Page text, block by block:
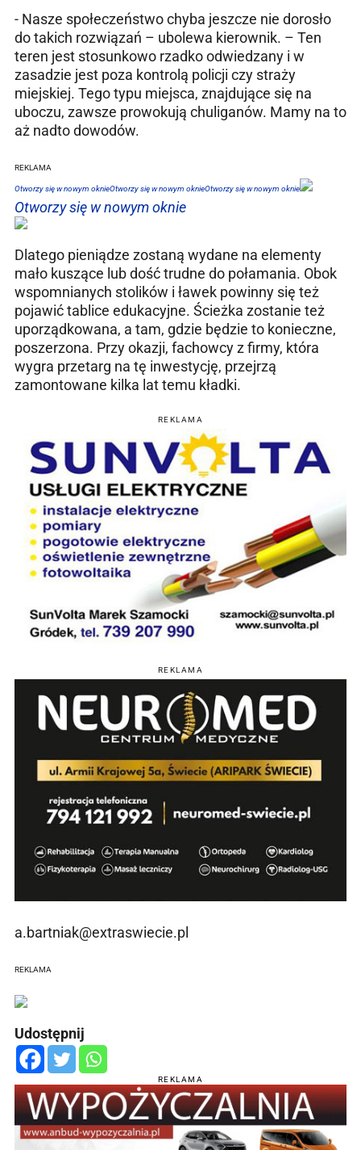
- Nasze społeczeństwo chyba jeszcze nie dorosło
do takich rozwiązań – ubolewa kierownik. – Ten
teren jest stosunkowo rzadko odwiedzany i w
zasadzie jest poza kontrolą policji czy straży
miejskiej. Tego typu miejsca, znajdujące się na
uboczu, zawsze prowokują chuliganów. Mamy na to
aż nadto dowodów.
REKLAMA
Otworzy się w nowym oknieOtworzy się w nowym oknieOtworzy się w nowym oknie
Otworzy się w nowym oknie
Dlatego pieniądze zostaną wydane na elementy
mało kuszące lub dość trudne do połamania. Obok
wspomnianych stolików i ławek powinny się też
pojawić tablice edukacyjne. Ścieżka zostanie też
uporządkowana, a tam, gdzie będzie to konieczne,
poszerzona. Przy okazji, fachowcy z firmy, która
wygra przetarg na tę inwestycję, przejrzą
zamontowane kilka lat temu kładki.
REKLAMA
REKLAMA
a.bartniak@extraswiecie.pl
REKLAMA
Udostępnij
REKLAMA